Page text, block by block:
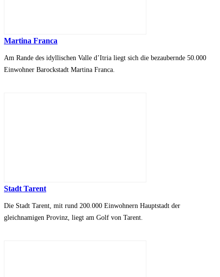
Martina Franca
Am Rande des idyllischen Valle d’Itria liegt sich die bezaubernde 50.000
Einwohner Barockstadt Martina Franca.
Stadt Tarent
Die Stadt Tarent, mit rund 200.000 Einwohnern Hauptstadt der
gleichnamigen Provinz, liegt am Golf von Tarent.